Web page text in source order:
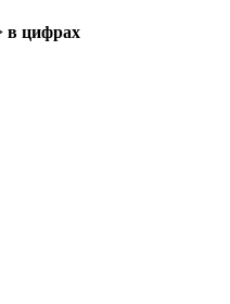
в цифрах